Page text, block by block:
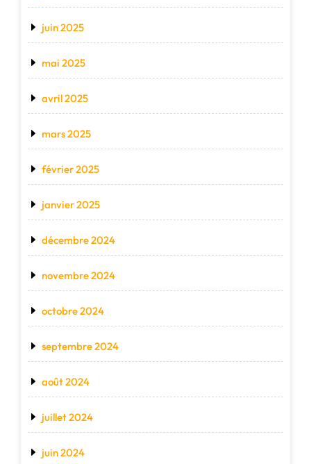
juin 2025
mai 2025
avril 2025
mars 2025
février 2025
janvier 2025
décembre 2024
novembre 2024
octobre 2024
septembre 2024
août 2024
juillet 2024
juin 2024